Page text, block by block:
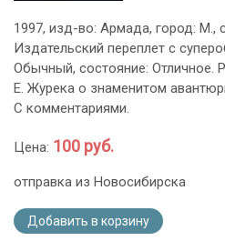
1997, изд-во: Армада, город: М.,
Издательский переплет с
Обычный, состояние: Отличное.
Е. Журека о знаменитом
С комментариями.
Цена: 100 руб.
отправка из Новосибирска
Добавить в корзину